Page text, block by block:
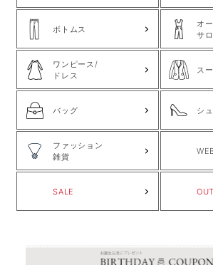
ボトムス
オ
サ
ワンピース/
ドレス
ス
バッグ シ
ファッション
雑貨
SALE